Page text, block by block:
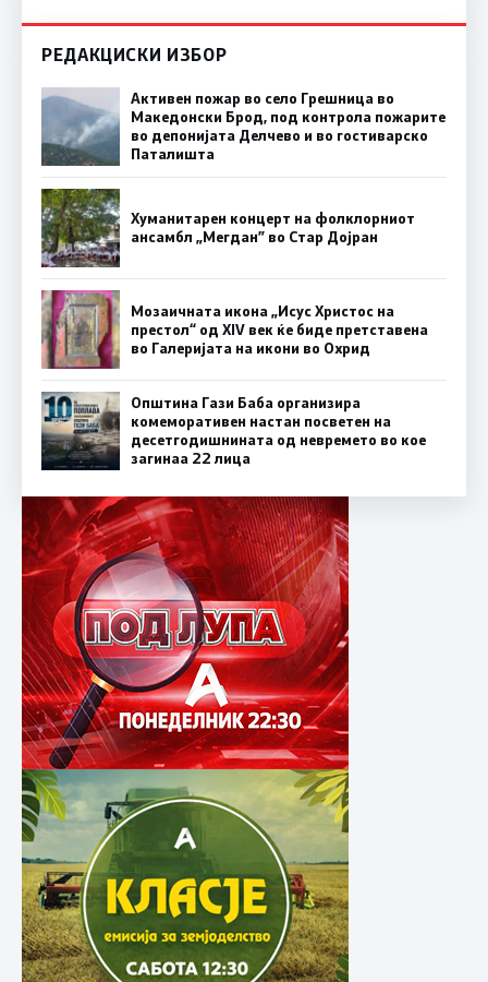
РЕДАКЦИСКИ ИЗБОР
Активен пожар во село Грешница во
Македонски Брод, под контрола пожарите
во депонијата Делчево и во гостиварско
Паталишта
Хуманитарен концерт на фолклорниот
ансамбл „Мегдан” во Стар Дојран
Мозаичната икона „Исус Христос на
престол“ од XIV век ќе биде претставена
во Галеријата на икони во Охрид
Општина Гази Баба организира
комеморативен настан посветен на
десетгодишнината од невремето во кое
загинаа 22 лица